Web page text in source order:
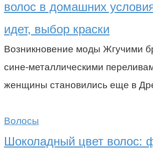
волос в домашних
идет, выбор краски
Возникновение моды Жгучими
сине-металлическими
женщины становились еще в
Волосы
Шоколадный цвет волос: